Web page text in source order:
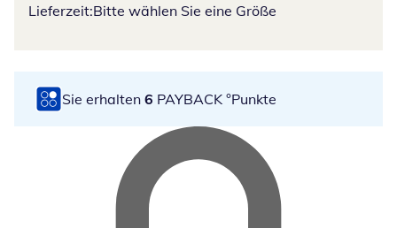
Lieferzeit:Bitte wählen Sie eine Größe
Sie erhalten 6 PAYBACK °Punkte